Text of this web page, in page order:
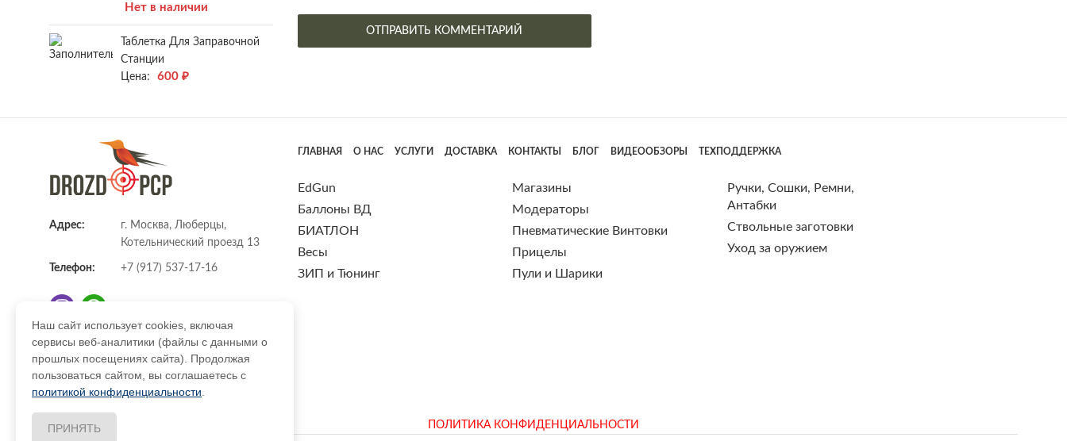
Нет в наличии
Таблетка Для Заправочной
Станции
Цена:
600 ₽
Адрес:
г. Москва, Люберцы,
Котельнический проезд 13
Телефон: +7 (917) 537-17-16
E-mail: info@DrozdPcp.ru
ГЛАВНАЯ О НАС УСЛУГИ ДОСТАВКА КОНТАКТЫ БЛОГ ВИДЕООБЗОРЫ ТЕХПОДДЕРЖКА
EdGun
Баллоны ВД
БИАТЛОН
Весы
ЗИП и Тюнинг
Магазины
Модераторы
Пневматические Винтовки
Прицелы
Пули и Шарики
Ручки, Сошки, Ремни,
Антабки
Ствольные заготовки
Уход за оружием
ПОЛИТИКА КОНФИДЕНЦИАЛЬНОСТИ
Наш сайт использует cookies, включая
сервисы веб-аналитики (файлы с данными о
прошлых посещениях сайта). Продолжая
пользоваться сайтом, вы соглашаетесь с
политикой конфиденциальности
ПРИНЯТЬ